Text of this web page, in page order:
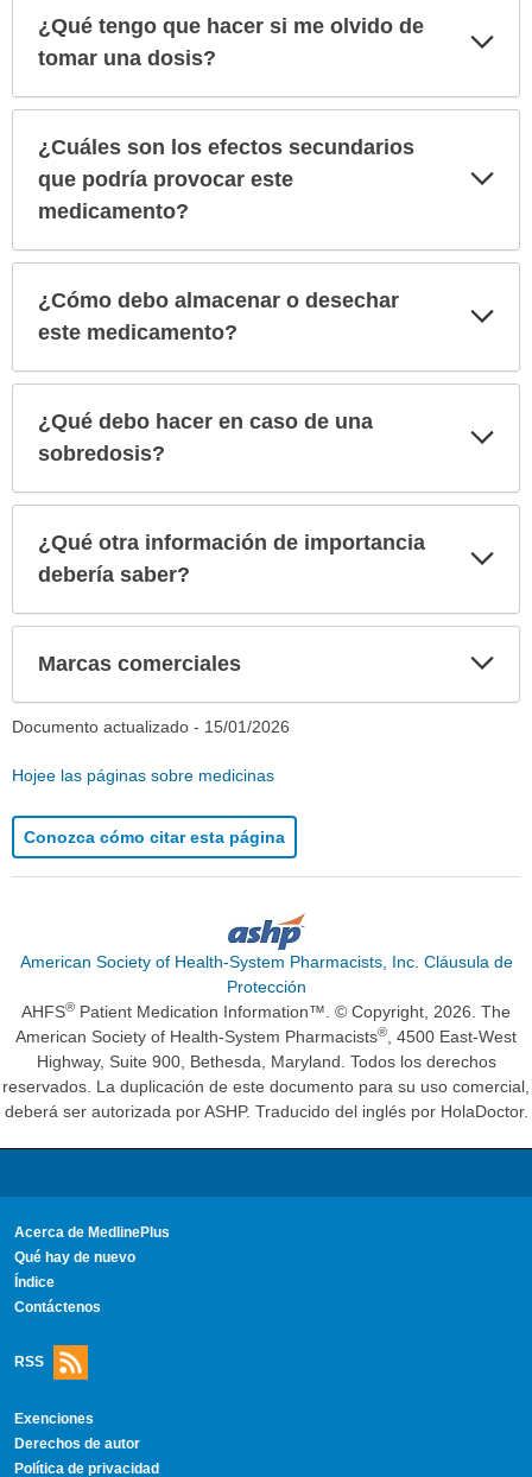
¿Qué tengo que hacer si me olvido de
tomar una dosis?
¿Cuáles son los efectos secundarios
que podría provocar este
medicamento?
¿Cómo debo almacenar o desechar
este medicamento?
¿Qué debo hacer en caso de una
sobredosis?
¿Qué otra información de importancia
debería saber?
Marcas comerciales
Documento actualizado - 15/01/2026
Hojee las páginas sobre medicinas
Conozca cómo citar esta página
American Society of Health-System Pharmacists, Inc. Cláusula de
Protección
AHFS® Patient Medication Information™. © Copyright, 2026. The
American Society of Health-System Pharmacists®, 4500 East-West
Highway, Suite 900, Bethesda, Maryland. Todos los derechos
reservados. La duplicación de este documento para su uso comercial,
deberá ser autorizada por ASHP. Traducido del inglés por HolaDoctor.
Acerca de MedlinePlus
Qué hay de nuevo
Índice
Contáctenos
RSS
Exenciones
Derechos de autor
Política de privacidad